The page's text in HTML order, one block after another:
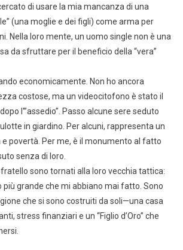
di usare la mia mancanza di una
(una moglie e dei figli) come arma per
Nella loro mente, un uomo single non è una
da sfruttare per il beneficio della “vera”
economicamente. Non ho ancora
costose, ma un videocitofono è stato il
l'”assedio”. Passo alcune sere seduto
in giardino. Per alcuni, rappresenta un
povertà. Per me, è il monumento al fatto
senza di loro.
fratello sono tornati alla loro vecchia tattica:
più grande che mi abbiano mai fatto. Sono
che si sono costruiti da soli—una casa
stress finanziari e un “Figlio d’Oro” che